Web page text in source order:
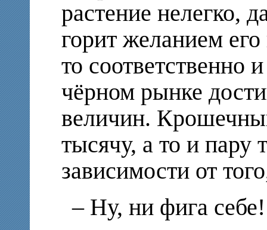
растение нелегко,
горит желанием
то соответственно
чёрном рынке
величин.
тысячу, а то и пару
зависимости от
– Ну, ни фига